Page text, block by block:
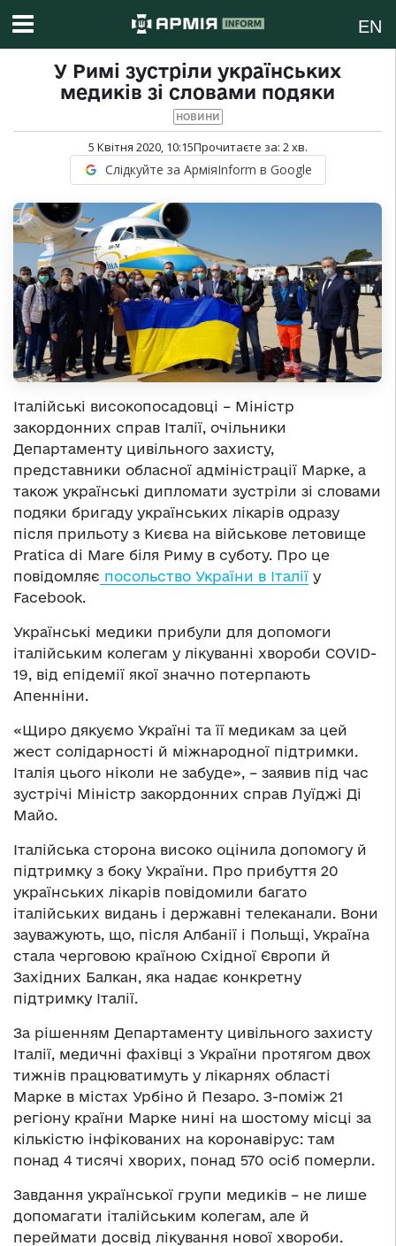
EN
У Римі зустріли українських
медиків зі словами подяки
НОВИНИ
5 Квітня 2020, 10:15Прочитаєте за: 2хв.
Слідкуйте за АрміяInform в Google
Італійські високопосадовці – Міністр
закордонних справ Італії, очільники
Департаменту цивільного захисту,
представники обласної адміністрації Марке, а
також українські дипломати зустріли зі словами
подяки бригаду українських лікарів одразу
після прильоту з Києва на військове летовище
Pratica di Mare біля Риму в суботу. Про це
повідомляє посольство України в Італії у
Facebook.
Українські медики прибули для допомоги
італійським колегам у лікуванні хвороби COVID-
19, від епідемії якої значно потерпають
Апенніни.
«Щиро дякуємо Україні та її медикам за цей
жест солідарності й міжнародної підтримки.
Італія цього ніколи не забуде», – заявив під час
зустрічі Міністр закордонних справ Луїджі Ді
Майо.
Італійська сторона високо оцінила допомогу й
підтримку з боку України. Про прибуття 20
українських лікарів повідомили багато
італійських видань і державні телеканали. Вони
зауважують, що, після Албанії і Польщі, Україна
стала черговою країною Східної Європи й
Західних Балкан, яка надає конкретну
підтримку Італії.
За рішенням Департаменту цивільного захисту
Італії, медичні фахівці з України протягом двох
тижнів працюватимуть у лікарнях області
Марке в містах Урбіно й Пезаро. З-поміж 21
регіону країни Марке нині на шостому місці за
кількістю інфікованих на коронавірус: там
понад 4 тисячі хворих, понад 570 осіб померли.
Завдання української групи медиків – не лише
допомагати італійським колегам, але й
переймати досвід лікування нової хвороби.